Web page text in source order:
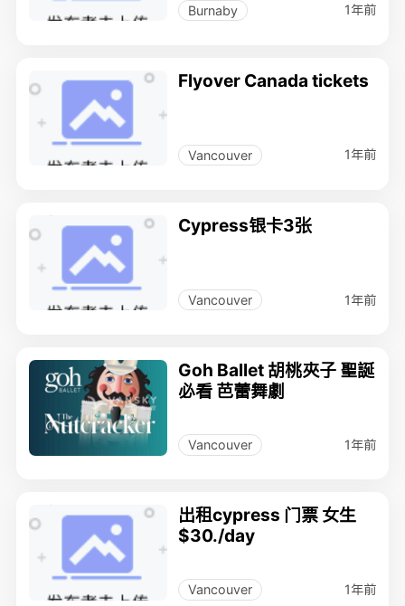
Burnaby 1年前
Flyover Canada tickets
Vancouver 1年前
Cypress银卡3张
Vancouver 1年前
Goh Ballet 胡桃夾子 聖誕
必看 芭蕾舞劇
Vancouver 1年前
出租cypress 门票 女生
$30./day
Vancouver 1年前